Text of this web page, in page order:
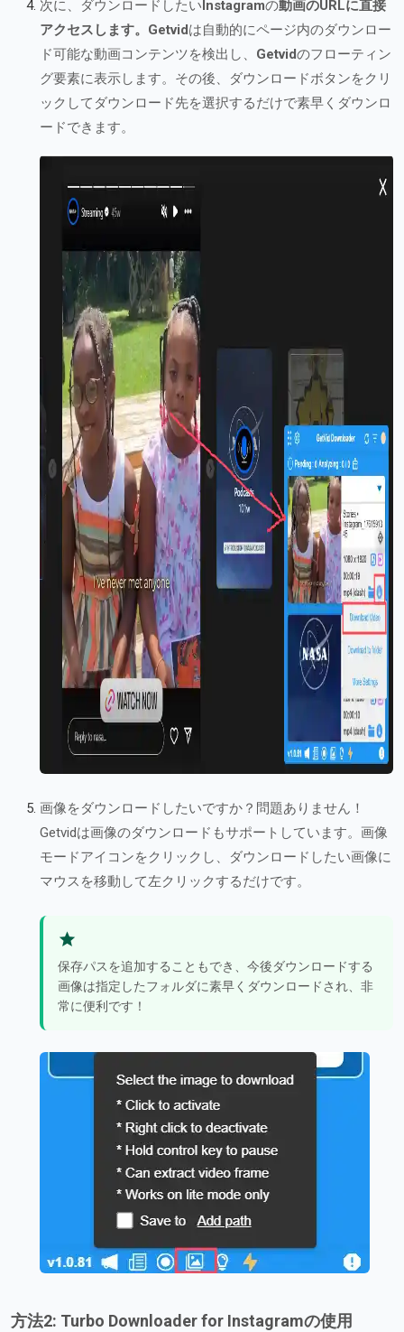
次に、ダウンロードしたい Instagramの動画のURLに直接
アクセスします。Getvidは自動的にページ内のダウンロー
ド可能な動画コンテンツを検出し、 Getvidのフローティン
グ要素に表示します。その後、ダウンロードボタンをクリ
ックしてダウンロード先を選択するだけで素早くダウンロ
ードできます。
画像をダウンロードしたいですか？問題ありません！
Getvidは画像のダウンロードもサポートしています。画像
モードアイコンをクリックし、ダウンロードしたい画像に
マウスを移動して左クリックするだけです。
保存パスを追加することもでき、今後ダウンロードする
画像は指定したフォルダに素早くダウンロードされ、非
常に便利です！
方法2: Turbo Downloader for Instagramの使用